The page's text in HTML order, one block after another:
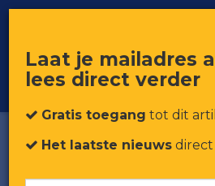
Voor professionals in retail & brands
Laat je mailadres
lees direct verder
Gratis toegang tot dit
Het laatste nieuws direct